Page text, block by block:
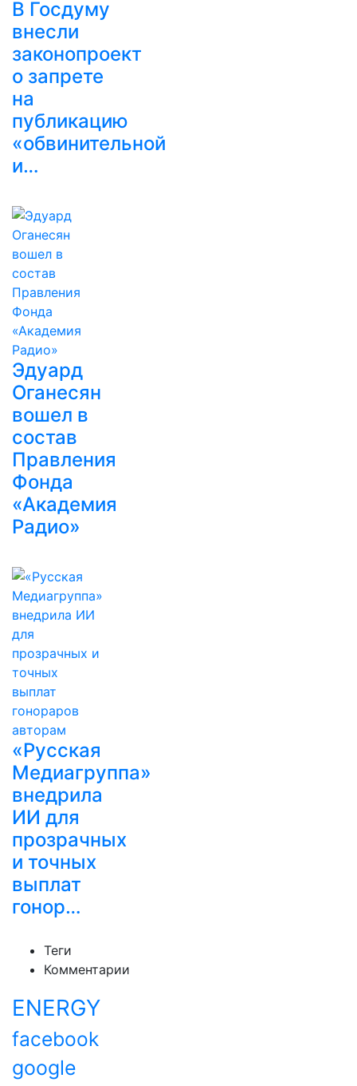
В Госдуму
внесли
законопроект
о запрете
на
публикацию
«обвинительной
и…
Эдуард
Оганесян
вошел в
состав
Правления
Фонда
«Академия
Радио»
«Русская
Медиагруппа»
внедрила
ИИ для
прозрачных
и точных
выплат
гонор…
Теги
Комментарии
ENERGY
facebook
google